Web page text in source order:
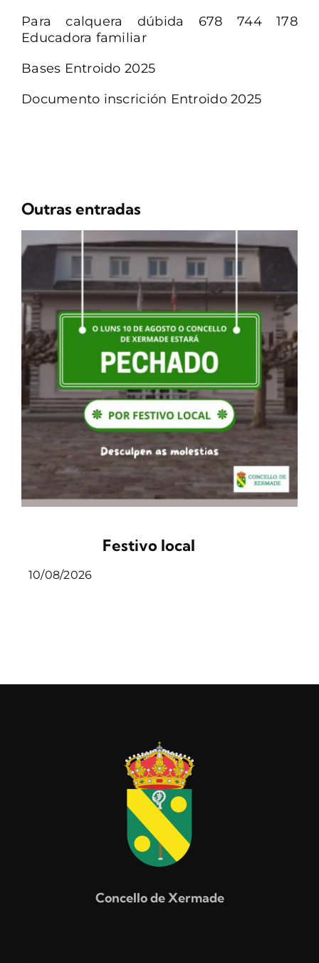
Para calquera dúbida 678 744 178
Educadora familiar
Bases Entroido 2025
Documento inscrición Entroido 2025
Outras entradas
Festivo local
10/08/2026
Concello de Xermade